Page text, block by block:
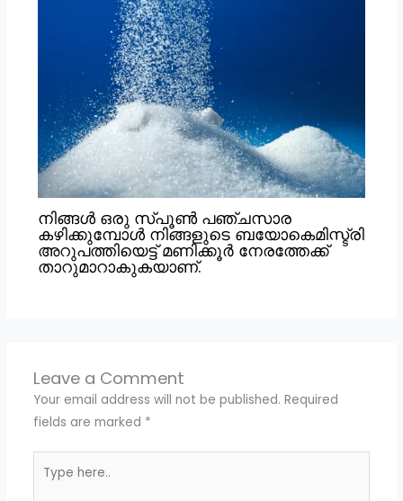
നിങ്ങൾ ഒരു സ്പൂൺ പഞ്ചസാര
കഴിക്കുമ്പോൾ നിങ്ങളുടെ ബയോകെമിസ്ട്രി
അറുപത്തിയെട്ട് മണിക്കൂർ നേരത്തേക്ക്
താറുമാറാകുകയാണ്.
Leave a Comment
Your email address will not be published. Required
fields are marked *
here..